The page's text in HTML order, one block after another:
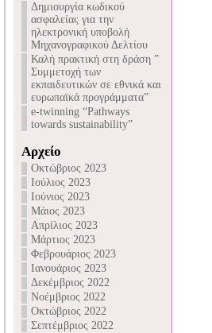
Δημιουργία κωδικού
ασφαλείας για την
ηλεκτρονική υποβολή
Μηχανογραφικού Δελτίου
Καλή πρακτική στη δράση ”
Συμμετοχή των
εκπαιδευτικών σε εθνικά και
ευρωπαϊκά προγράμματα”
e-twinning “Pathways
towards sustainability”
Αρχείο
Οκτώβριος 2023
Ιούλιος 2023
Ιούνιος 2023
Μάιος 2023
Απρίλιος 2023
Μάρτιος 2023
Φεβρουάριος 2023
Ιανουάριος 2023
Δεκέμβριος 2022
Νοέμβριος 2022
Οκτώβριος 2022
Σεπτέμβριος 2022